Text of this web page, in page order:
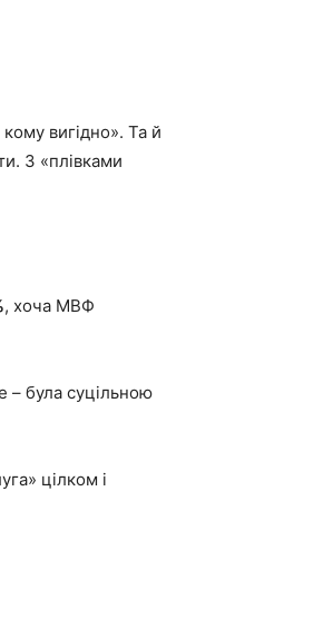
вигідно». Та й
З «плівками
, хоча МВФ
– була суцільною
цілком і